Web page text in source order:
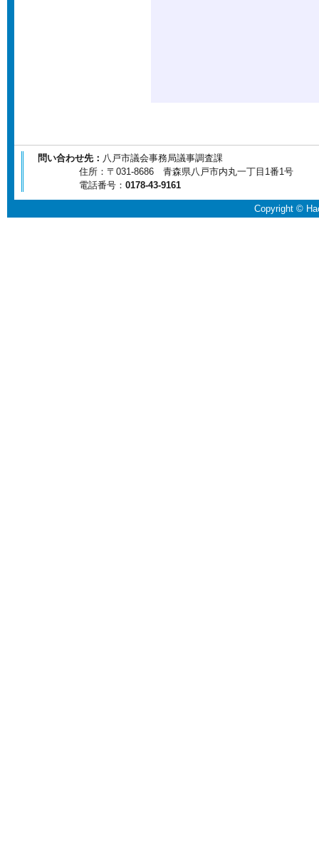
問い合わせ先： 八戸市議会事務局議事調査課
住所：〒031-8686 青森県八戸市内丸一丁目1番1号
電話番号： 0178-43-9161
Copyright ©